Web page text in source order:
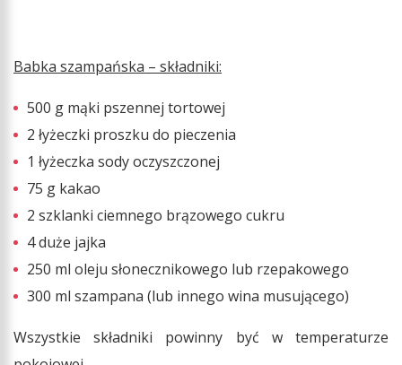
Babka szampańska – składniki:
500 g mąki pszennej tortowej
2 łyżeczki proszku do pieczenia
1 łyżeczka sody oczyszczonej
75 g kakao
2 szklanki ciemnego brązowego cukru
4 duże jajka
250 ml oleju słonecznikowego lub rzepakowego
300 ml szampana (lub innego wina musującego)
Wszystkie składniki powinny być w temperaturze